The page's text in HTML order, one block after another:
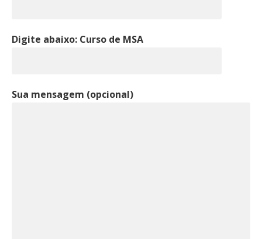
Digite abaixo: Curso de MSA
Sua mensagem (opcional)